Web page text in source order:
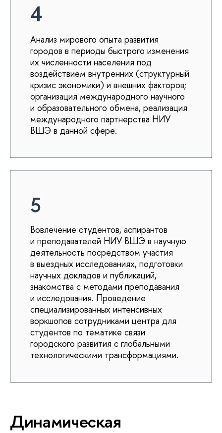
4
Анализ мирового опыта развития
городов в периоды быстрого изменения
их численности населения под
воздействием внутренних (структурный
кризис экономики) и внешних факторов;
организация международного научного
и образовательного обмена, реализация
международного партнерства НИУ
ВШЭ в данной сфере.
5
Вовлечение студентов, аспирантов
и преподавателей НИУ ВШЭ в научную
деятельность посредством участия
в выездных исследованиях, подготовки
научных докладов и публикаций,
знакомства с методами преподавания
и исследования. Проведение
специализированных интенсивных
воркшопов сотрудниками центра для
студентов по тематике связи
городского развития с глобальными
технологическими трансформациями.
Динамическая